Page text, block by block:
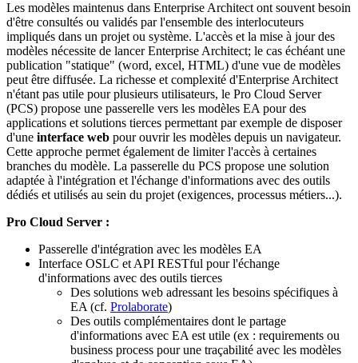
Les modèles maintenus dans Enterprise Architect ont souvent besoin
d'être consultés ou validés par l'ensemble des interlocuteurs
impliqués dans un projet ou système. L'accès et la mise à jour des
modèles nécessite de lancer Enterprise Architect; le cas échéant une
publication "statique" (word, excel, HTML) d'une vue de modèles
peut être diffusée. La richesse et complexité d'Enterprise Architect
n'étant pas utile pour plusieurs utilisateurs, le Pro Cloud Server
(PCS) propose une passerelle vers les modèles EA pour des
applications et solutions tierces permettant par exemple de disposer
d'une interface web pour ouvrir les modèles depuis un navigateur.
Cette approche permet également de limiter l'accès à certaines
branches du modèle. La passerelle du PCS propose une solution
adaptée à l'intégration et l'échange d'informations avec des outils
dédiés et utilisés au sein du projet (exigences, processus métiers...).
Pro Cloud Server :
Passerelle d'intégration avec les modèles EA
Interface OSLC et API RESTful pour l'échange
d'informations avec des outils tierces
Des solutions web adressant les besoins spécifiques à
EA (cf. Prolaborate)
Des outils complémentaires dont le partage
d'informations avec EA est utile (ex : requirements ou
business process pour une traçabilité avec les modèles